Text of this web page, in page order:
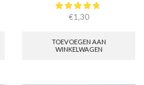
€1,30
TOEVOEGEN AAN
WINKELWAGEN